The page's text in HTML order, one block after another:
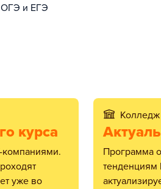
ОГЭ и ЕГЭ
курса
уже во
Колледж
Программа обучения соответствует современным